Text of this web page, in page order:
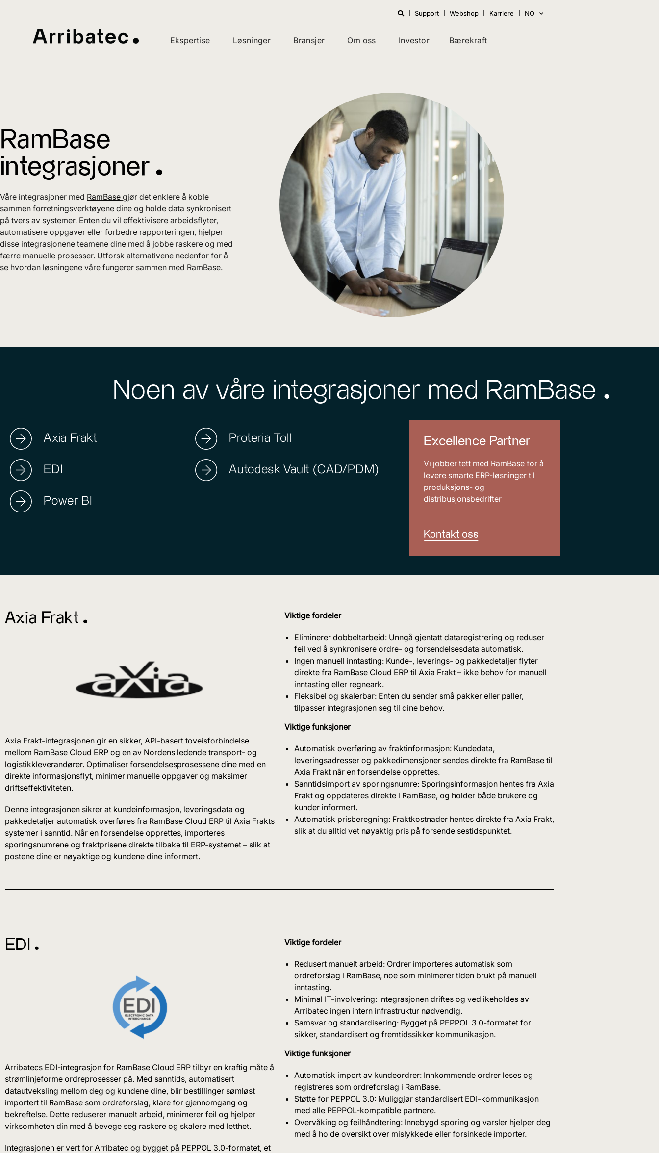
Support Webshop Karriere NO
Ekspertise Løsninger Bransjer Om oss Investor Bærekraft
RamBase
integrasjoner ^
Våre integrasjoner med RamBase gjør det enklere å koble
sammen forretningsverktøyene dine og holde data synkronisert
på tvers av systemer. Enten du vil effektivisere arbeidsflyter,
automatisere oppgaver eller forbedre rapporteringen, hjelper
disse integrasjonene teamene dine med å jobbe raskere og med
færre manuelle prosesser. Utforsk alternativene nedenfor for å
se hvordan løsningene våre fungerer sammen med RamBase.
Noen av våre integrasjoner med RamBase ^
Axia Frakt
EDI
Power BI
Proteria Toll
Autodesk Vault (CAD/PDM)
Excellence Partner
Vi jobber tett med RamBase for å
levere smarte ERP-løsninger til
produksjons- og
distribusjonsbedrifter
Kontakt oss
Axia Frakt ^
Axia Frakt-integrasjonen gir en sikker, API-basert toveisforbindelse
mellom RamBase Cloud ERP og en av Nordens ledende transport- og
logistikkleverandører. Optimaliser forsendelsesprosessene dine med en
direkte informasjonsflyt, minimer manuelle oppgaver og maksimer
driftseffektiviteten.
Denne integrasjonen sikrer at kundeinformasjon, leveringsdata og
pakkedetaljer automatisk overføres fra RamBase Cloud ERP til Axia Frakts
systemer i sanntid. Når en forsendelse opprettes, importeres
sporingsnumrene og fraktprisene direkte tilbake til ERP-systemet – slik at
postene dine er nøyaktige og kundene dine informert.
Viktige fordeler
Eliminerer dobbeltarbeid: Unngå gjentatt dataregistrering og reduser
feil ved å synkronisere ordre- og forsendelsesdata automatisk.
Ingen manuell inntasting: Kunde-, leverings- og pakkedetaljer flyter
direkte fra RamBase Cloud ERP til Axia Frakt – ikke behov for manuell
inntasting eller regneark.
Fleksibel og skalerbar: Enten du sender små pakker eller paller,
tilpasser integrasjonen seg til dine behov.
Viktige funksjoner
Automatisk overføring av fraktinformasjon: Kundedata,
leveringsadresser og pakkedimensjoner sendes direkte fra RamBase til
Axia Frakt når en forsendelse opprettes.
Sanntidsimport av sporingsnumre: Sporingsinformasjon hentes fra Axia
Frakt og oppdateres direkte i RamBase, og holder både brukere og
kunder informert.
Automatisk prisberegning: Fraktkostnader hentes direkte fra Axia Frakt,
slik at du alltid vet nøyaktig pris på forsendelsestidspunktet.
EDI ^
Arribatecs EDI-integrasjon for RamBase Cloud ERP tilbyr en kraftig måte å
strømlinjeforme ordreprosesser på. Med sanntids, automatisert
datautveksling mellom deg og kundene dine, blir bestillinger sømløst
importert til RamBase som ordreforslag, klare for gjennomgang og
bekreftelse. Dette reduserer manuelt arbeid, minimerer feil og hjelper
virksomheten din med å bevege seg raskere og skalere med letthet.
Integrasjonen er vert for Arribatec og bygget på PEPPOL 3.0-formatet, et
Viktige fordeler
Redusert manuelt arbeid: Ordrer importeres automatisk som
ordreforslag i RamBase, noe som minimerer tiden brukt på manuell
inntasting.
Minimal IT-involvering: Integrasjonen driftes og vedlikeholdes av
Arribatec ingen intern infrastruktur nødvendig.
Samsvar og standardisering: Bygget på PEPPOL 3.0-formatet for
sikker, standardisert og fremtidssikker kommunikasjon.
Viktige funksjoner
Automatisk import av kundeordrer: Innkommende ordrer leses og
registreres som ordreforslag i RamBase.
Støtte for PEPPOL 3.0: Muliggjør standardisert EDI-kommunikasjon
med alle PEPPOL-kompatible partnere.
Overvåking og feilhåndtering: Innebygd sporing og varsler hjelper deg
med å holde oversikt over mislykkede eller forsinkede importer.